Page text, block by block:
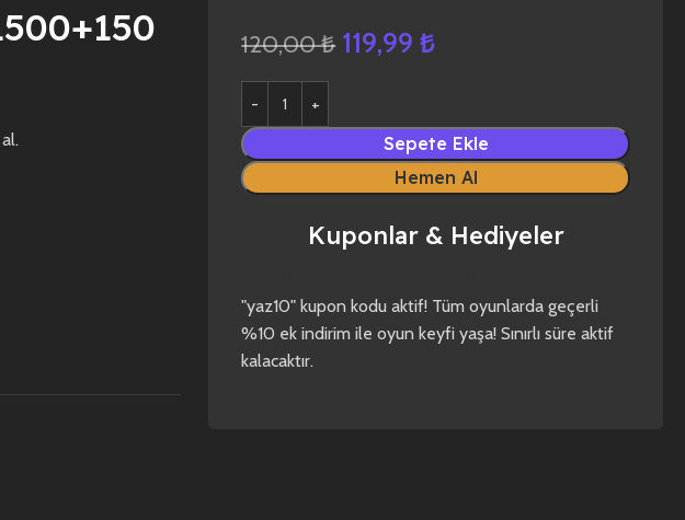
120,00₺ 119,99₺
Sepete Ekle
Hemen Al
Kuponlar & Hediyeler
"yaz10" kupon kodu aktif! Tüm oyunlarda geçerli
%10 ek indirim ile oyun keyfi yaşa! Sınırlı süre aktif
kalacaktır.